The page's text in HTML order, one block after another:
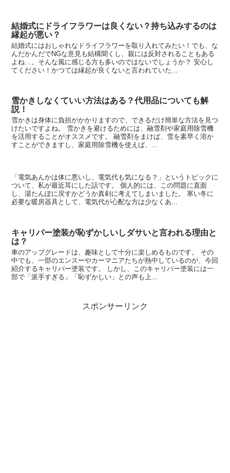
結婚式にドライフラワーは良くない？持ち込みするのは
縁起が悪い？
結婚式にはおしゃれなドライフラワーを取り入れてみたい！でも、な
んだかんだでNGな意見も結構聞くし、親には反対されることもある
よね…。そんな風に感じる方も多いのではないでしょうか？ 安心し
てください！かつては縁起が良くないと言われていた...
雪かきしなくていい方法はある？代用品についても解
説！
雪かきは身体に負担がかかりますので、できるだけ簡単な方法を見つ
けたいですよね。 雪かきを避けるためには、融雪剤や家庭用除雪機
を活用することがオススメです。 融雪剤をまけば、雪を素早く溶か
すことができますし、家庭用除雪機を使えば、...
「電気あんかは体に悪いし、電気代も気になる？」というトピックに
ついて、私が最近耳にした話です。 個人的には、この問題に直面
し、湯たんぽに戻すかどうか真剣に考えてしまいました。 寒い冬に
必要な暖房器具として、電気代が心配な方は少なくあ...
キャリパー塗装が恥ずかしいしダサいと言われる理由と
は？
車のアップグレードは、趣味として十分に楽しめるものです。 その
中でも、一部のエンスーやカーマニアたちが熱中しているのが、今回
紹介するキャリパー塗装です。 しかし、このキャリパー塗装には一
部で「派手すぎる」「恥ずかしい」との声も上...
スポンサーリンク